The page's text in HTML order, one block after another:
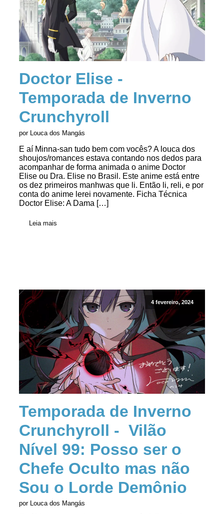
Doctor Elise -
Temporada de Inverno
Crunchyroll
por Louca dos Mangás
E aí Minna-san tudo bem com vocês? A louca dos
shoujos/romances estava contando nos dedos para
acompanhar de forma animada o anime Doctor
Elise ou Dra. Elise no Brasil. Este anime está entre
os dez primeiros manhwas que li. Então li, reli, e por
conta do anime lerei novamente. Ficha Técnica
Doctor Elise: A Dama […]
Leia mais
4 fevereiro, 2024
Temporada de Inverno
Crunchyroll - Vilão
Nível 99: Posso ser o
Chefe Oculto mas não
Sou o Lorde Demônio
por Louca dos Mangás